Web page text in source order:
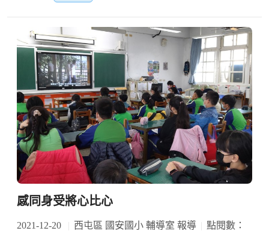
感同身受將心比心
2021-12-20 西屯區 國安國小 輔導室 報導
點閱數：